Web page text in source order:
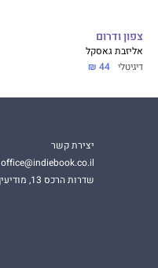
צפון ודרום
אליזבת גאסקל
דיגיטלי 44 ₪
יצירת קשר
office@indiebook.co.il
שדרות הרכס 13, מודיעין